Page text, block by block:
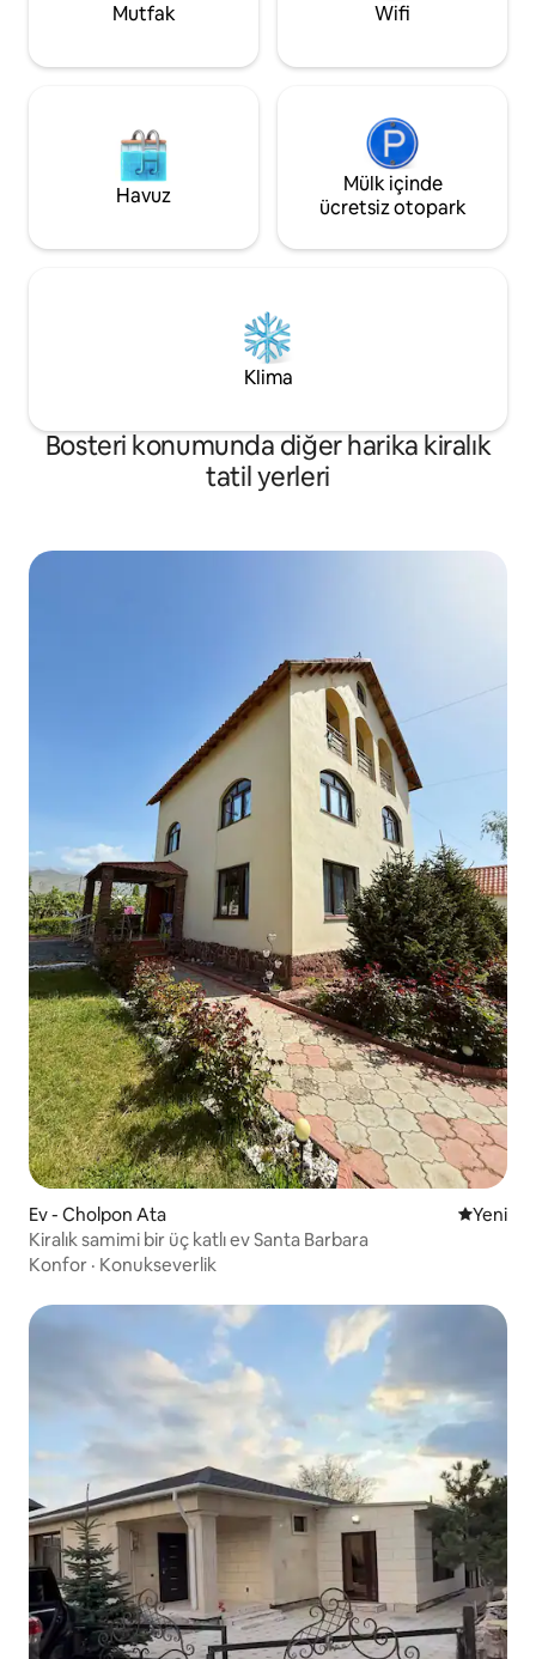
Mutfak Wifi
Havuz
Mülk içinde
ücretsiz otopark
Klima
Bosteri konumunda diğer harika kiralık
tatil yerleri
Ev - Cholpon Ata Yeni
Yeni
Kiralık samimi bir üç katlı ev Santa Barbara
Konfor · Konukseverlik